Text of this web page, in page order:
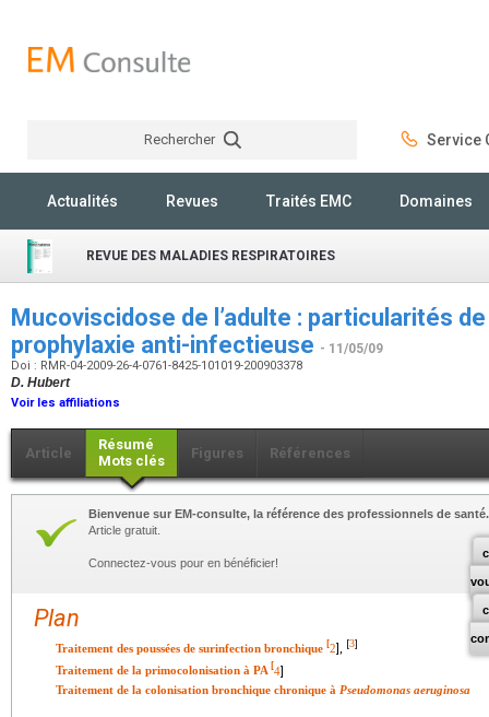
Rechercher Service
Actualités Revues Traités EMC Domaines
REVUE DES MALADIES RESPIRATOIRES
Mucoviscidose de l’adulte : particularités
prophylaxie anti-infectieuse - 11/05/09
Doi : RMR-04-2009-26-4-0761-8425-101019-200903378
D. Hubert
Voir les affiliations
Article
Résumé
Mots clés
Figures Références
Bienvenue sur EM-consulte, la référence des professionnels de santé.
Article gratuit.
Connectez-vous pour en bénéficier!
Plan
Traitement des poussées de surinfection bronchique [2], [3]
Traitement de la primocolonisation à PA 4]
Traitement de la colonisation bronchique chronique à Pseudomonas aeruginosa